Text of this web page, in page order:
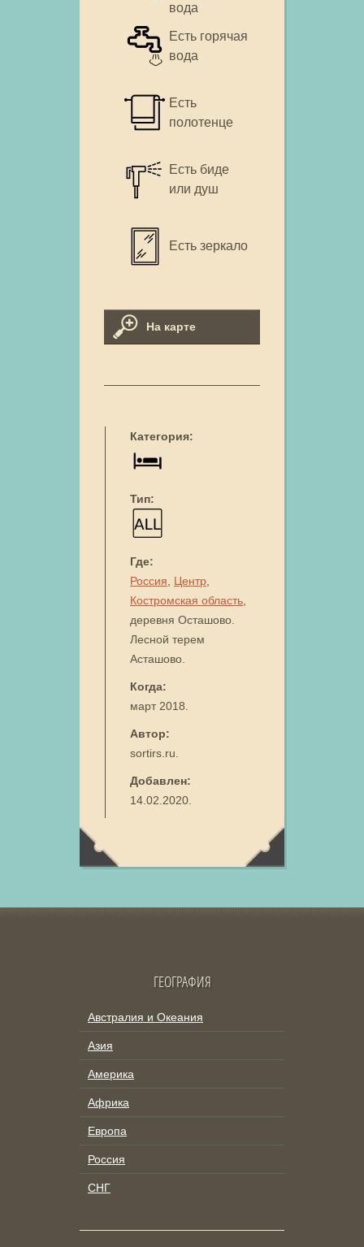
вода
Есть горячая
вода
Есть
полотенце
Есть биде
или душ
Есть зеркало
На карте
Категория:
Тип:
Где:
Россия
Центр
Костромская область
деревня Осташово.
Лесной терем
Асташово.
Когда:
март 2018.
Автор:
sortirs.ru.
Добавлен:
14.02.2020.
ГЕОГРАФИЯ
Австралия и Океания
Азия
Америка
Африка
Европа
Россия
СНГ